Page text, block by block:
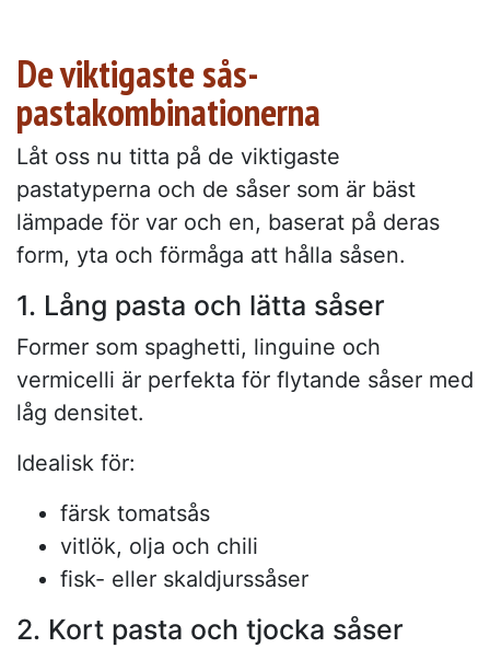
De viktigaste sås-
pastakombinationerna
Låt oss nu titta på de viktigaste
pastatyperna och de såser som är bäst
lämpade för var och en, baserat på deras
form, yta och förmåga att hålla såsen.
1. Lång pasta och lätta såser
Former som spaghetti, linguine och
vermicelli är perfekta för flytande såser med
låg densitet.
Idealisk för:
färsk tomatsås
vitlök, olja och chili
fisk- eller skaldjurssåser
2. Kort pasta och tjocka såser